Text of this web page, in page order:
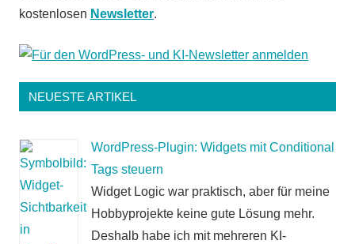
kostenlosen Newsletter.
NEUESTE ARTIKEL
WordPress-Plugin: Widgets mit Conditional
Tags steuern
Widget Logic war praktisch, aber für meine
Hobbyprojekte keine gute Lösung mehr.
Deshalb habe ich mit mehreren KI-